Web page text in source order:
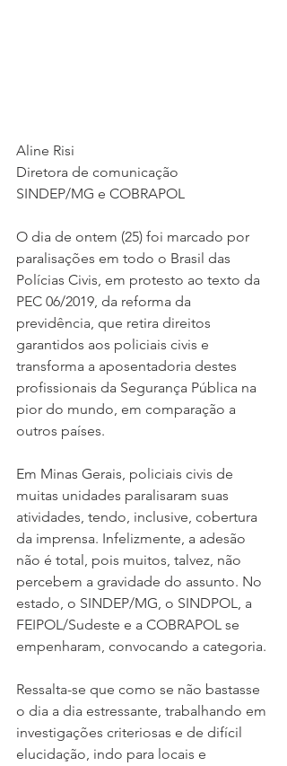
Aline Risi
Diretora de comunicação
SINDEP/MG e COBRAPOL
O dia de ontem (25) foi marcado por
paralisações em todo o Brasil das
Polícias Civis, em protesto ao texto da
PEC 06/2019, da reforma da
previdência, que retira direitos
garantidos aos policiais civis e
transforma a aposentadoria destes
profissionais da Segurança Pública na
pior do mundo, em comparação a
outros países.
Em Minas Gerais, policiais civis de
muitas unidades paralisaram suas
atividades, tendo, inclusive, cobertura
da imprensa. Infelizmente, a adesão
não é total, pois muitos, talvez, não
percebem a gravidade do assunto. No
estado, o SINDEP/MG, o SINDPOL, a
FEIPOL/Sudeste e a COBRAPOL se
empenharam, convocando a categoria.
Ressalta-se que como se não bastasse
o dia a dia estressante, trabalhando em
investigações criteriosas e de difícil
elucidação, indo para locais e